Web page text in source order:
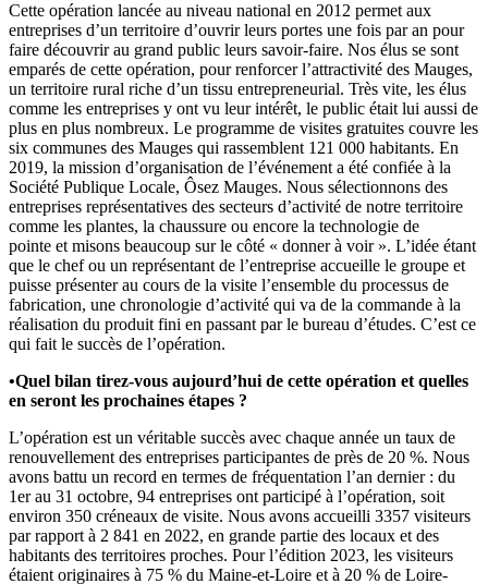
Cette opération lancée au niveau national en 2012 permet aux
entreprises d’un territoire d’ouvrir leurs portes une fois par an pour
faire découvrir au grand public leurs savoir-faire. Nos élus se sont
emparés de cette opération, pour renforcer l’attractivité des Mauges,
un territoire rural riche d’un tissu entrepreneurial. Très vite, les élus
comme les entreprises y ont vu leur intérêt, le public était lui aussi de
plus en plus nombreux. Le programme de visites gratuites couvre les
six communes des Mauges qui rassemblent 121 000 habitants. En
2019, la mission d’organisation de l’événement a été confiée à la
Société Publique Locale, Ôsez Mauges. Nous sélectionnons des
entreprises représentatives des secteurs d’activité de notre territoire
comme les plantes, la chaussure ou encore la technologie de
pointe et misons beaucoup sur le côté « donner à voir ». L’idée étant
que le chef ou un représentant de l’entreprise accueille le groupe et
puisse présenter au cours de la visite l’ensemble du processus de
fabrication, une chronologie d’activité qui va de la commande à la
réalisation du produit fini en passant par le bureau d’études. C’est ce
qui fait le succès de l’opération.
•Quel bilan tirez-vous aujourd’hui de cette opération et quelles
en seront les prochaines étapes ?
L’opération est un véritable succès avec chaque année un taux de
renouvellement des entreprises participantes de près de 20 %. Nous
avons battu un record en termes de fréquentation l’an dernier : du
1er au 31 octobre, 94 entreprises ont participé à l’opération, soit
environ 350 créneaux de visite. Nous avons accueilli 3357 visiteurs
par rapport à 2 841 en 2022, en grande partie des locaux et des
habitants des territoires proches. Pour l’édition 2023, les visiteurs
étaient originaires à 75 % du Maine-et-Loire et à 20 % de Loire-